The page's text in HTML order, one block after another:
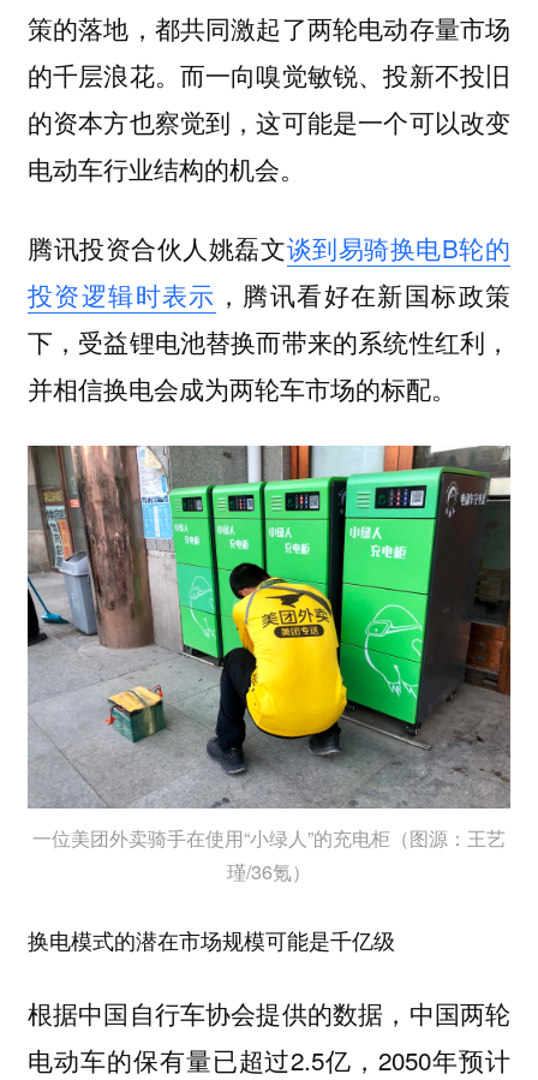
策的落地，都共同激起了两轮电动存量市场
的千层浪花。而一向嗅觉敏锐、投新不投旧
的资本方也察觉到，这可能是一个可以改变
电动车行业结构的机会。
腾讯投资合伙人姚磊文谈到易骑换电B轮的
投资逻辑时表示 ，腾讯看好在新国标政策
下，受益锂电池替换而带来的系统性红利，
并相信换电会成为两轮车市场的标配。
一位美团外卖骑手在使用“小绿人”的充电柜（图源：王艺
瑾/36氪）
换电模式的潜在市场规模可能是千亿级
根据中国自行车协会提供的数据，中国两轮
电动车的保有量已超过2.5亿，2050年预计